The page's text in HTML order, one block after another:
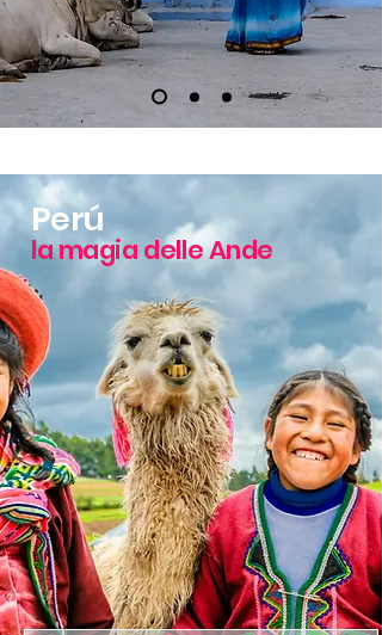
Perú
la magia delle Ande